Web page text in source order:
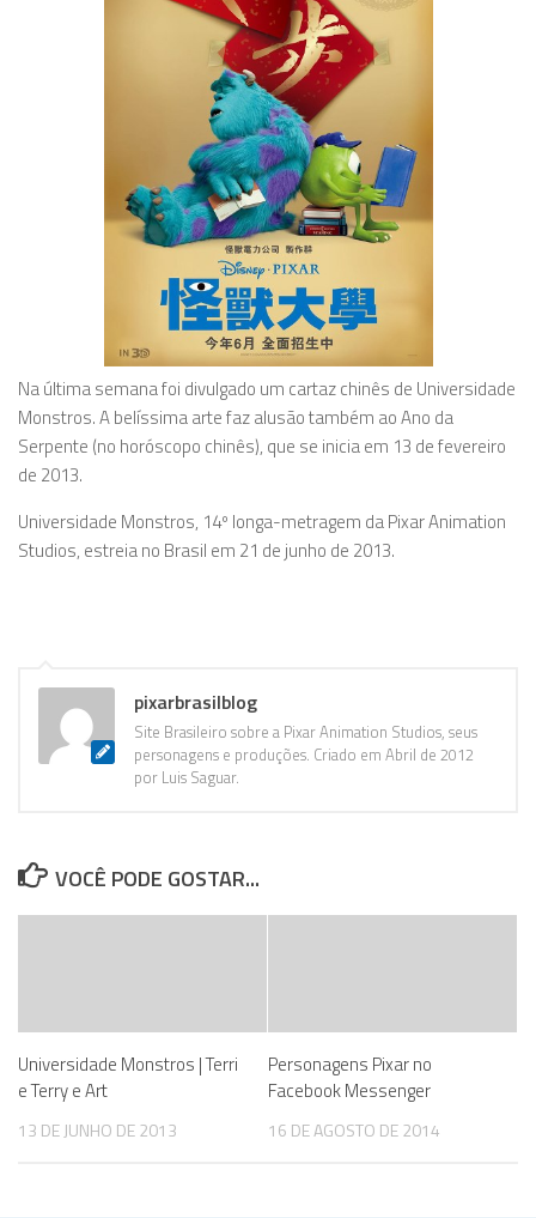
Na última semana foi divulgado um cartaz chinês de Universidade
Monstros. A belíssima arte faz alusão também ao Ano da
Serpente (no horóscopo chinês), que se inicia em 13 de fevereiro
de 2013.
Universidade Monstros, 14º longa-metragem da Pixar Animation
Studios, estreia no Brasil em 21 de junho de 2013.
pixarbrasilblog
Site Brasileiro sobre a Pixar Animation Studios, seus
personagens e produções. Criado em Abril de 2012
por Luis Saguar.
VOCÊ PODE GOSTAR...
Universidade Monstros | Terri
e Terry e Art
13 DE JUNHO DE 2013
Personagens Pixar no
Facebook Messenger
16 DE AGOSTO DE 2014